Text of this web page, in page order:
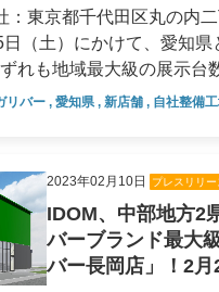
す。あらゆるジャンルの
訪れるこのエリアに、さ
ペースを設けております
ラウンジスペースお客様にゆったりとお過ごしい
ラウンジのような落ち
々な種類のお飲み物をご
） 画像：ラウンジスペース（イメ
いただける空間づくりにこだわっ
ある開放的な設計となっ
。カフェは様々な種類の
画像：ラウンジスペース（イメージ） IDOMは新たな仕
て、お客様の人生を豊
ざした店舗づくりに取り
ります。 ▶店舗情報 店舗名ガリバー岡崎店公式サ
：東京都千代田区丸の内
（土）にかけて、愛知
れも地域最大級の展示
取を手がけるIDOMは、新たな仕組みとサ
様の人生を豊かに彩る
ルマのお困りごとで気
大級の展示台数を誇る、
リバー , 愛知県 , 新店舗 , 自社整備
2023年02月10日 プレスリリー
IDOM、中部地方2
バーブランド最大
バー長岡店」！2月